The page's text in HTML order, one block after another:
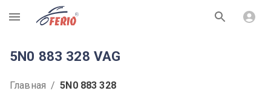
R
5N0 883 328 VAG
Главная / 5N0 883 328